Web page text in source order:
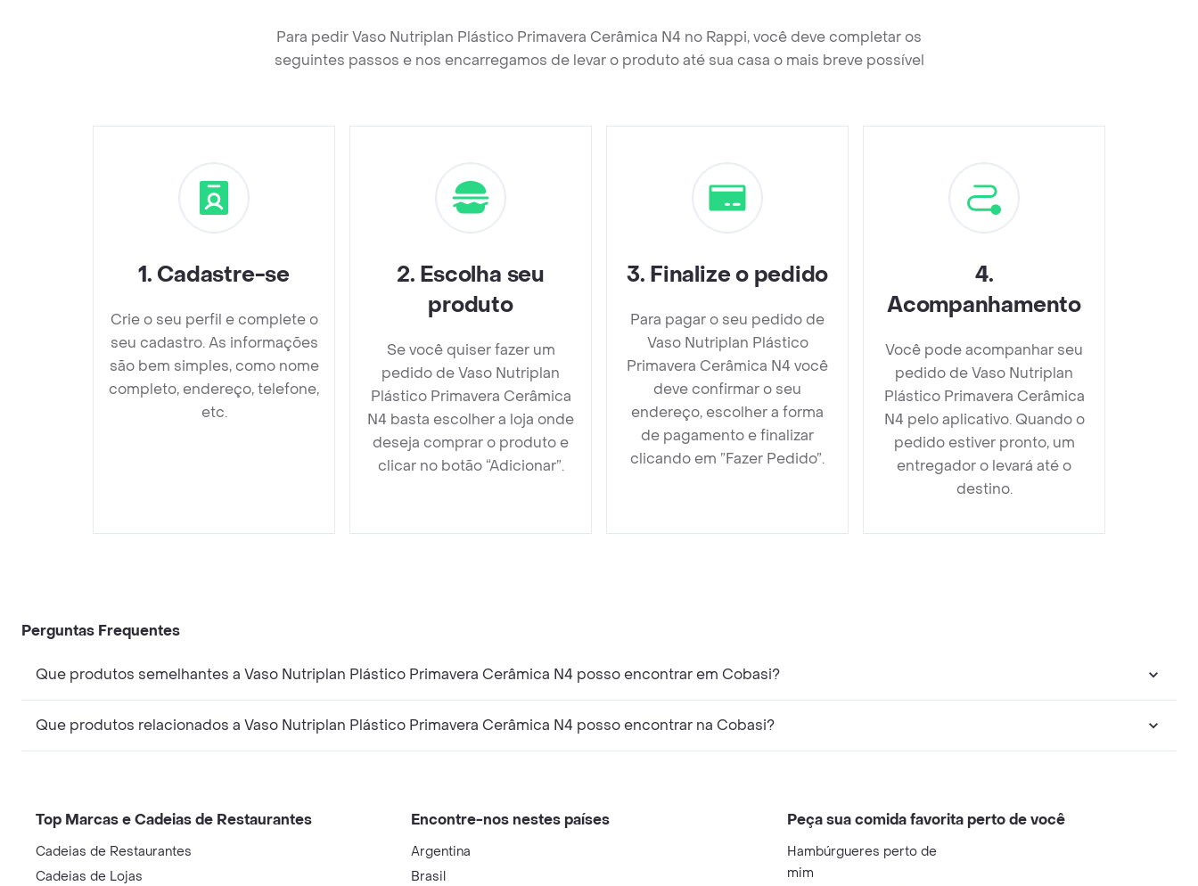
Para pedir Vaso Nutriplan Plástico Primavera Cerâmica N4 no Rappi, você deve completar os
seguintes passos e nos encarregamos de levar o produto até sua casa o mais breve possível
1. Cadastre-se
Crie o seu perfil e complete o
seu cadastro. As informações
são bem simples, como nome
completo, endereço, telefone,
etc.
2. Escolha seu
produto
Se você quiser fazer um
pedido de Vaso Nutriplan
Plástico Primavera Cerâmica
N4 basta escolher a loja onde
deseja comprar o produto e
clicar no botão “Adicionar”.
3. Finalize o pedido
Para pagar o seu pedido de
Vaso Nutriplan Plástico
Primavera Cerâmica N4 você
deve confirmar o seu
endereço, escolher a forma
de pagamento e finalizar
clicando em ”Fazer Pedido”.
4.
Acompanhamento
Você pode acompanhar seu
pedido de Vaso Nutriplan
Plástico Primavera Cerâmica
N4 pelo aplicativo. Quando o
pedido estiver pronto, um
entregador o levará até o
destino.
Perguntas Frequentes
Que produtos semelhantes a Vaso Nutriplan Plástico Primavera Cerâmica N4 posso encontrar em Cobasi?
Que produtos relacionados a Vaso Nutriplan Plástico Primavera Cerâmica N4 posso encontrar na Cobasi?
Top Marcas e Cadeias de Restaurantes
Cadeias de Restaurantes
Cadeias de Lojas
Encontre-nos nestes países
Argentina
Brasil
Peça sua comida favorita perto de você
Hambúrgueres perto de
mim